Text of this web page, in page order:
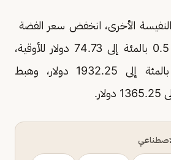
النفيسة الأخرى، انخفض سعر الفضة
في المعاملات الفورية 0.5 بالمئة إلى 74.73 دولار للأوقية،
وخسر البلاتين 0.2 بالمئة إلى 1932.25 ​دولار، وهبط